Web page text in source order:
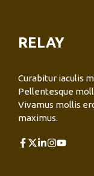
RELAY
Curabitur iaculis
Pellentesque
Vivamus mollis
maximus.